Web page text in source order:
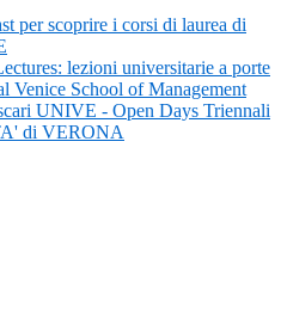
per scoprire i corsi di laurea di
lezioni universitarie a porte
Venice School of Management
UNIVE - Open Days Triennali
di VERONA